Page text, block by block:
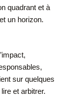
quadrant et à
un horizon.
sur quelques
et arbitrer.